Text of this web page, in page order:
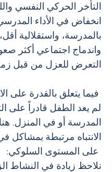
التأخر الحركي النفسي
انخفاض في الأداء
بالمدرسة، واستقلالية
واندماج اجتماعي أكثر
التعرض للعزل من قبل
لم يعد الطفل قادراً على
المدرسة أو في المنزل.
الانتباه مرتبطة بمشاكل
نلاحظ زيادة في النشاط